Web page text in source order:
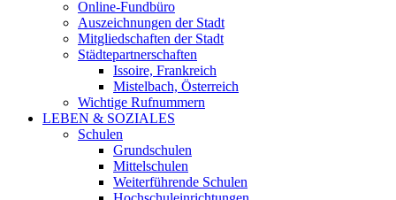
Online-Fundbüro
Auszeichnungen der Stadt
Mitgliedschaften der Stadt
Städtepartnerschaften
Issoire, Frankreich
Mistelbach, Österreich
Wichtige Rufnummern
LEBEN & SOZIALES
Schulen
Grundschulen
Mittelschulen
Weiterführende Schulen